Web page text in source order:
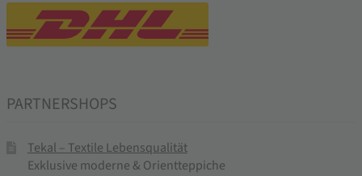
PARTNERSHOPS
Tekal – Textile Lebensqualität
Exklusive moderne & Orientteppiche